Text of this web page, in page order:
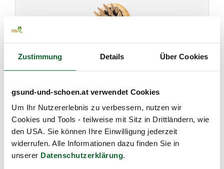
Zustimmung Details Über Cookies
gsund-und-schoen.at verwendet Cookies
Um Ihr Nutzererlebnis zu verbessern, nutzen wir
Cookies und Tools - teilweise mit Sitz in Drittländern, wie
den USA. Sie können Ihre Einwilligung jederzeit
widerrufen. Alle Informationen dazu finden Sie in
unserer Datenschutzerklärung.
KostKamm
Faszien-Massagebürste,
oval, Buche
Eignung: für die Trocken oder Ölmassage, angenehmer
tiefgründiger Massageeffekt